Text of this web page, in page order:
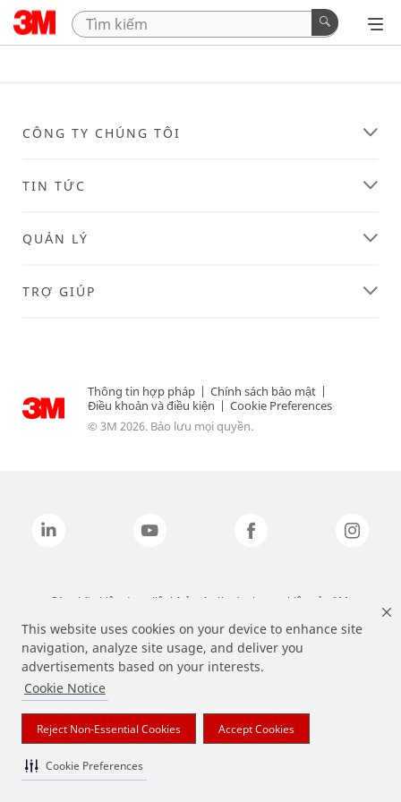
This website uses cookies on your device to enhance site
navigation, analyze site usage, and deliver you
advertisements based on your interests.
Cookie Notice
Reject Non-Essential Cookies Accept Cookies
Cookie Preferences
CÔNG TY CHÚNG TÔI
TIN TỨC
QUẢN LÝ
TRỢ GIÚP
Thông tin hợp pháp | Chính sách bảo mật |
Điều khoản và điều kiện | Cookie Preferences
© 3M 2026. Bảo lưu mọi quyền.
Các nhãn hiệu được liệt kê ở trên là các thương hiệu của 3M.